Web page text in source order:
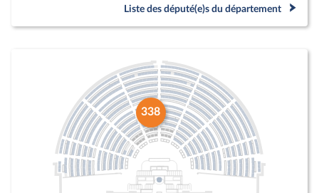
Liste des député(e)s du département
338